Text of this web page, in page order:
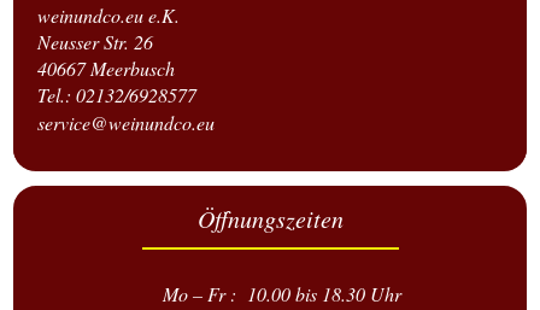
weinundco.eu e.K.
Neusser Str. 26
40667 Meerbusch
Tel.: 02132/6928577
service@weinundco.eu
Öffnungszeiten
Mo – Fr : 10.00 bis 18.30 Uhr